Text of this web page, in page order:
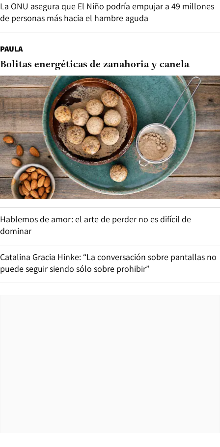
La ONU asegura que El Niño podría empujar a 49 millones
de personas más hacia el hambre aguda
PAULA
Bolitas energéticas de zanahoria y canela
Hablemos de amor: el arte de perder no es difícil de
dominar
Catalina Gracia Hinke: “La conversación sobre pantallas no
puede seguir siendo sólo sobre prohibir”